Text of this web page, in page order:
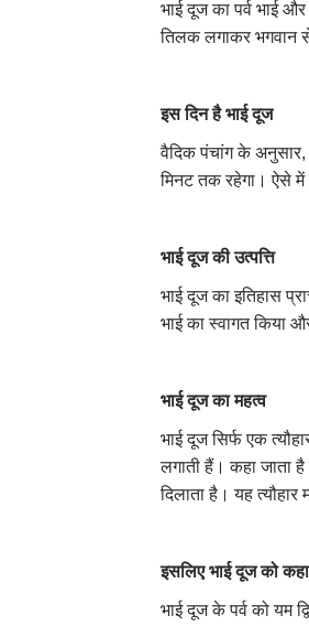
भाई दूज का पर्व भाई
तिलक लगाकर भगवान
इस दिन है भाई दूज
वैदिक पंचांग के
मिनट तक रहेगा। ऐसे में
भाई दूज की उत्पत्ति
भाई दूज का इतिहास
भाई का स्वागत किया
भाई दूज का महत्व
भाई दूज सिर्फ एक
लगाती हैं। कहा जाता
दिलाता है। यह
इसलिए भाई दूज को कहा
भाई दूज के पर्व को यम